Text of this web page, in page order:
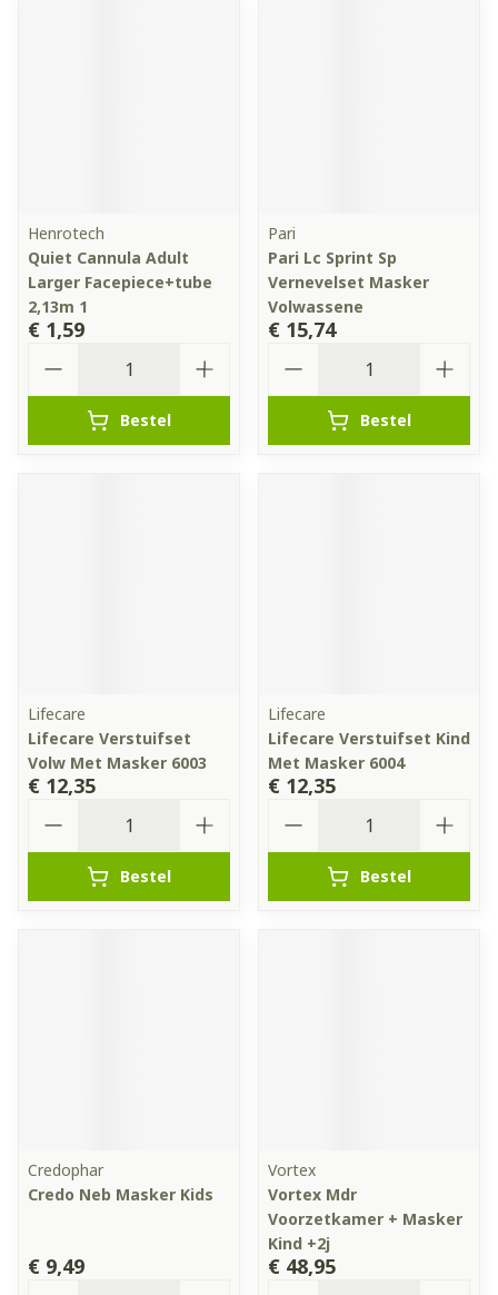
Henrotech
Quiet Cannula Adult
Larger Facepiece+tube
2,13m 1
€ 1,59
Bestel
Pari
Pari Lc Sprint Sp
Vernevelset Masker
Volwassene
€ 15,74
Bestel
Lifecare
Lifecare Verstuifset
Volw Met Masker 6003
€ 12,35
Bestel
Lifecare
Lifecare Verstuifset Kind
Met Masker 6004
€ 12,35
Bestel
Credophar
Credo Neb Masker Kids
€ 9,49
Vortex
Vortex Mdr
Voorzetkamer + Masker
Kind +2j
€ 48,95